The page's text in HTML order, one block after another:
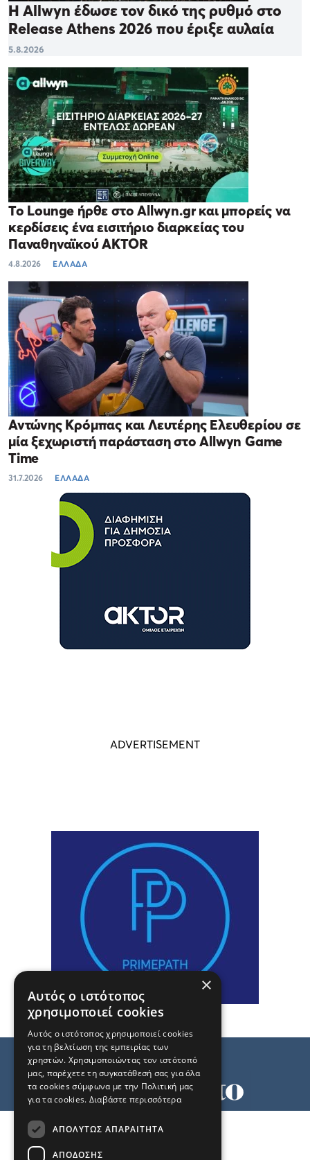
Η Allwyn έδωσε τον δικό της ρυθμό στο
Release Athens 2026 που έριξε αυλαία
5.8.2026
Το Lounge ήρθε στο Allwyn.gr και μπορείς να
κερδίσεις ένα εισιτήριο διαρκείας του
Παναθηναϊκού AKTOR
4.8.2026 ΕΛΛΑΔΑ
Αντώνης Κρόμπας και Λευτέρης Ελευθερίου σε
μία ξεχωριστή παράσταση στο Allwyn Game
Time
31.7.2026 ΕΛΛΑΔΑ
×
Αυτός ο ιστότοπος
χρησιμοποιεί cookies
Αυτός ο ιστότοπος χρησιμοποιεί cookies
για τη βελτίωση της εμπειρίας των
χρηστών. Χρησιμοποιώντας τον ιστότοπό
μας, παρέχετε τη συγκατάθεσή σας για όλα
τα cookies σύμφωνα με την Πολιτική μας
για τα cookies. Διαβάστε περισσότερα
ΑΠΟΛΎΤΩΣ ΑΠΑΡΑΊΤΗΤΑ
ΑΠΌΔΟΣΗΣ